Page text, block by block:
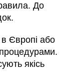
До
Європі або
якісь